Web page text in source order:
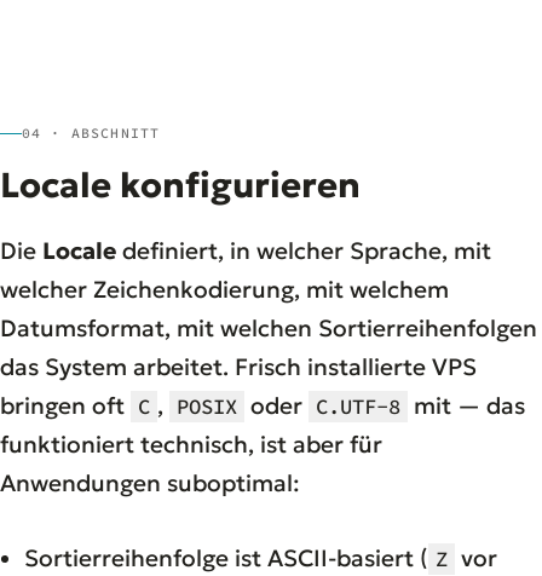
04 · ABSCHNITT
Locale konfigurieren
Die Locale definiert, in welcher Sprache, mit
welcher Zeichenkodierung, mit welchem
Datumsformat, mit welchen Sortierreihenfolgen
das System arbeitet. Frisch installierte VPS
bringen oft C , POSIX oder C.UTF-8 mit — das
funktioniert technisch, ist aber für
Anwendungen suboptimal:
Sortierreihenfolge ist ASCII-basiert ( Z vor